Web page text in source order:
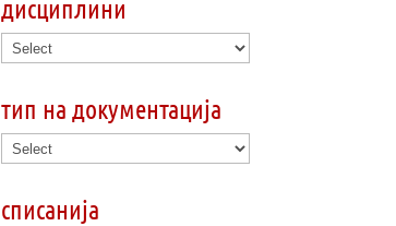
дисциплини
тип на документација
списанија